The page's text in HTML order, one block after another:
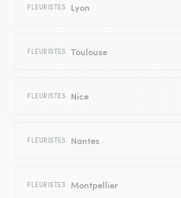
FLEURISTES Lyon
FLEURISTES Toulouse
FLEURISTES Nice
FLEURISTES Nantes
FLEURISTES Montpellier